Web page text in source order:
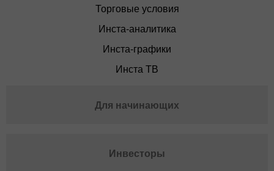
Торговые условия
Инста-аналитика
Инста-графики
Инста ТВ
Для начинающих
Инвесторы